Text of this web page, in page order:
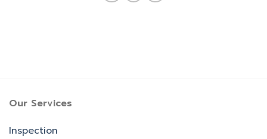
Our Services
Inspection